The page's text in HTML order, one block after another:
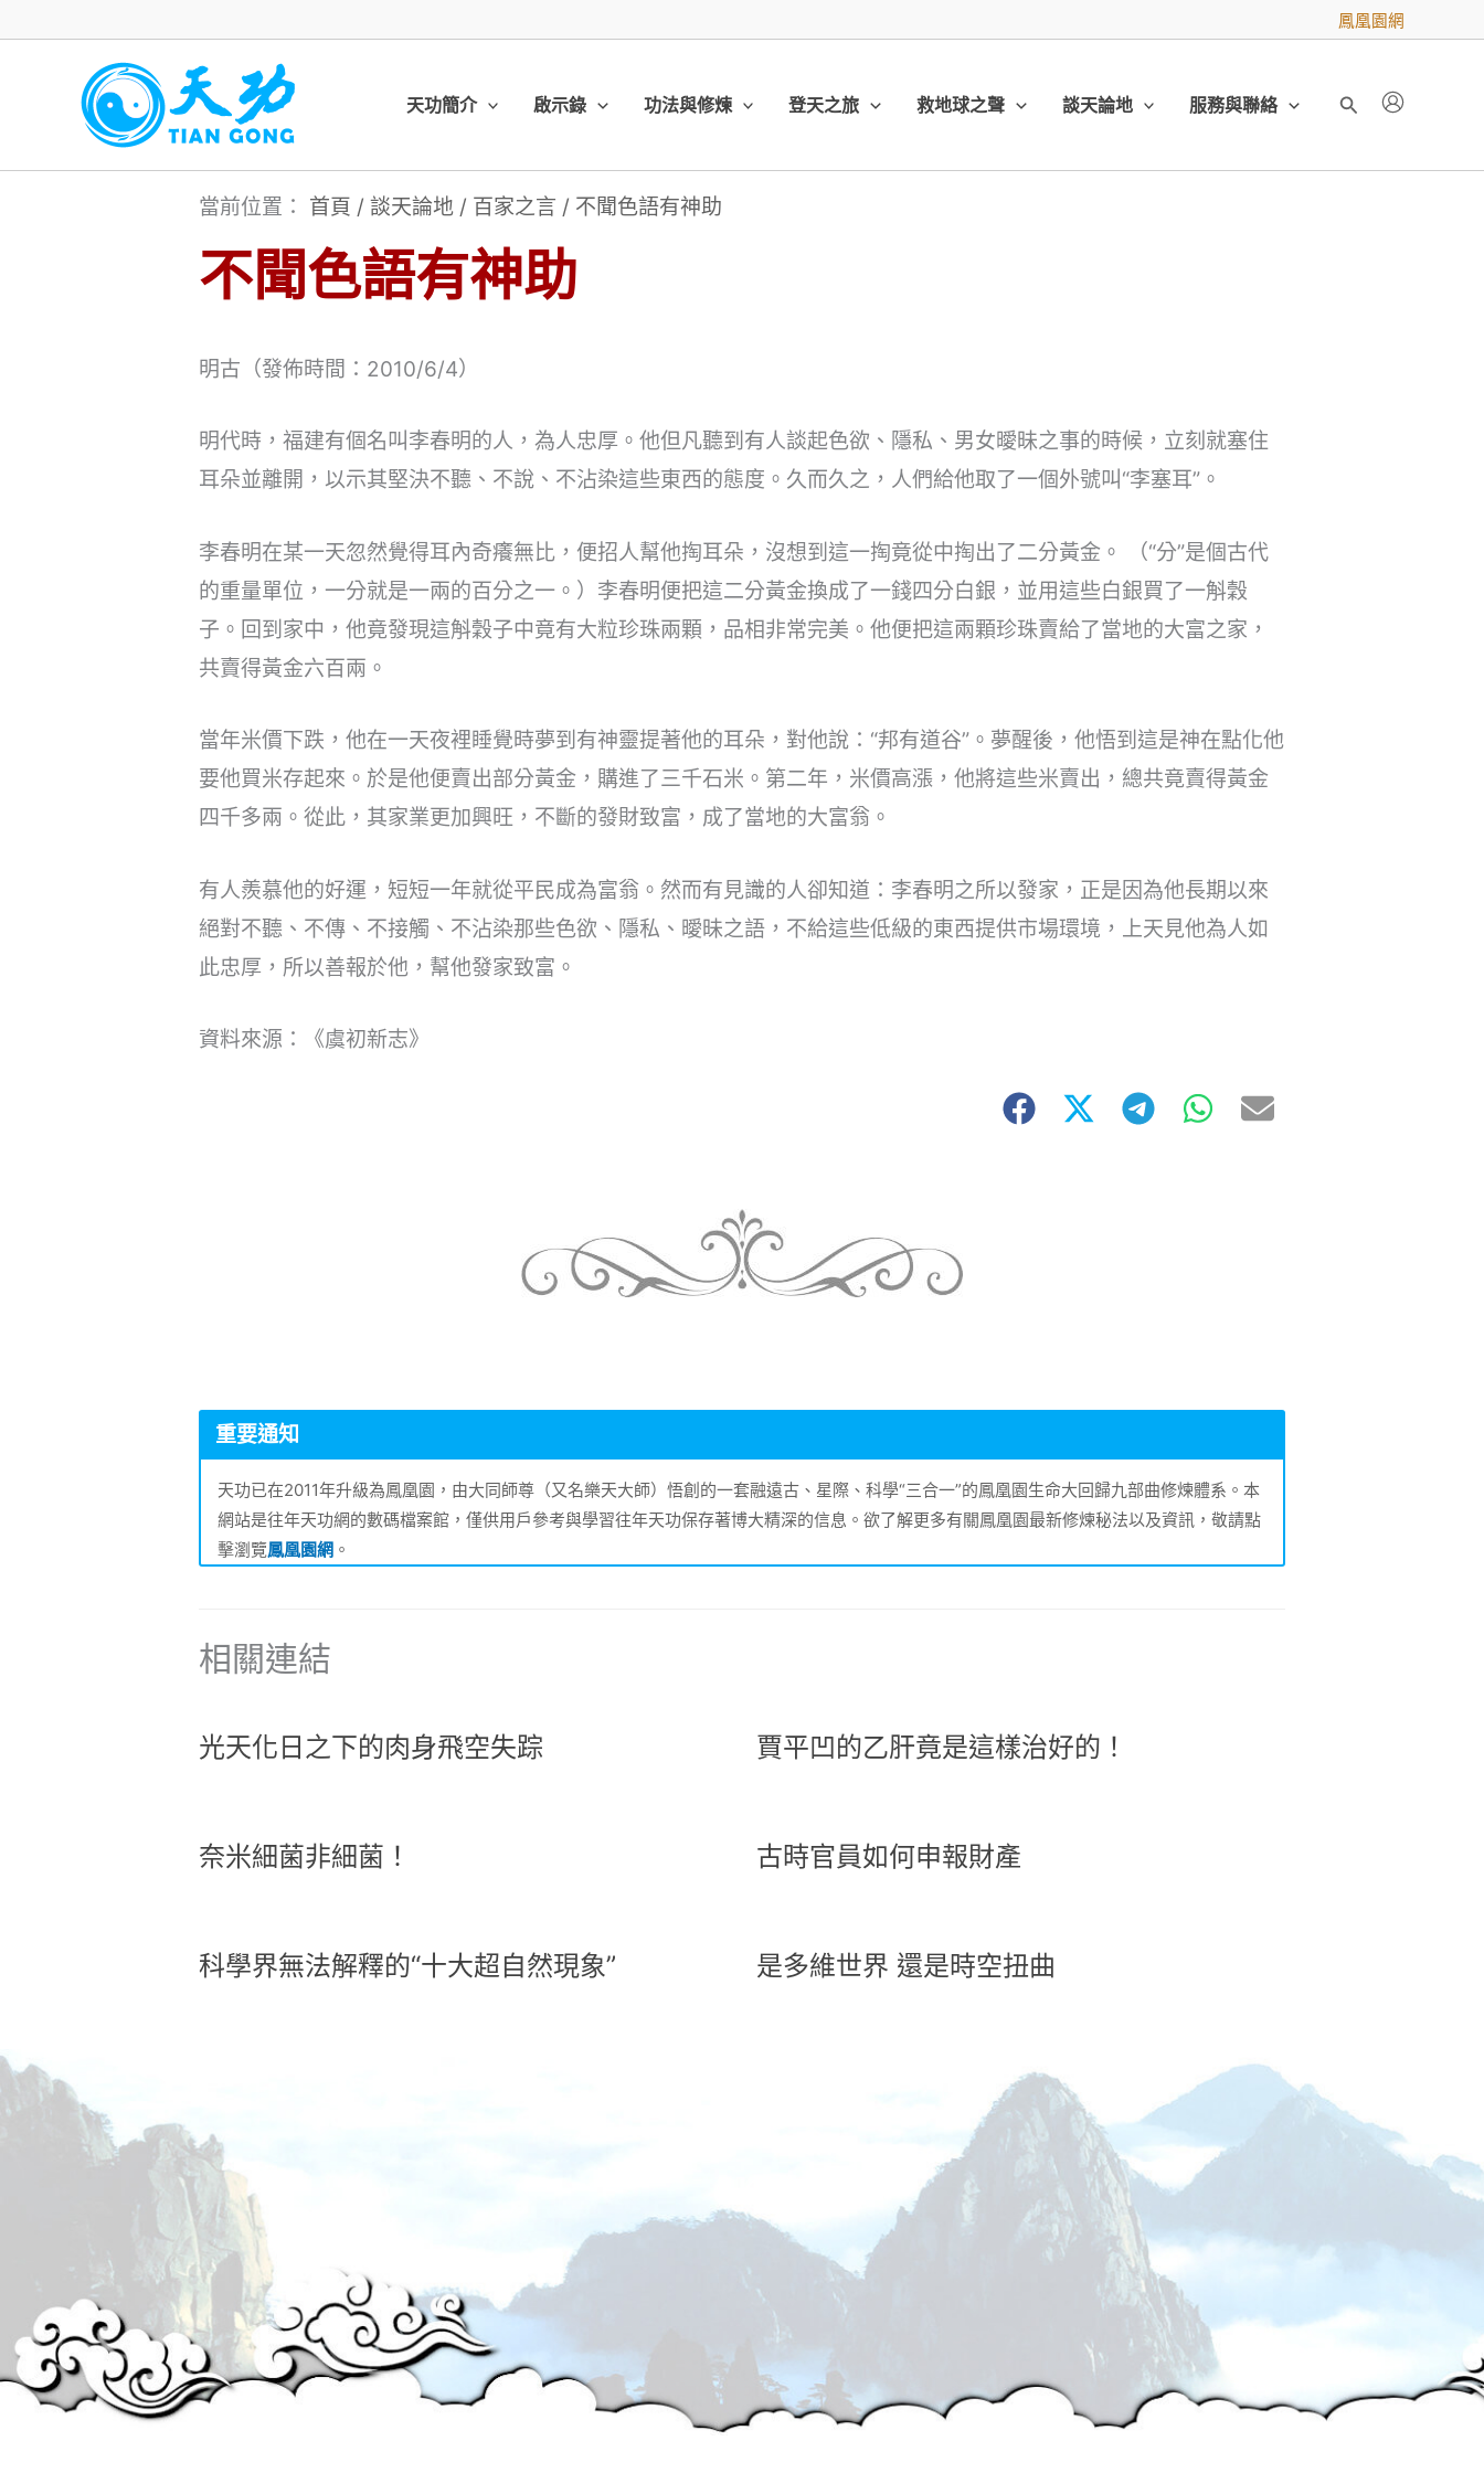
內
鳳凰園網
天功簡介 啟示錄 功法與修煉 登天之旅 救地球之聲 談天論地 服務與聯絡
搜
當前位置： 首頁 / 談天論地 / 百家之言 / 不聞色語有神助
不聞色語有神助
明古（發佈時間：2010/6/4）
明代時，福建有個名叫李春明的人，為人忠厚。他但凡聽到有人談起色欲、隱私、男女曖昧之事的時候，立刻就塞住
耳朵並離開，以示其堅決不聽、不說、不沾染這些東西的態度。久而久之，人們給他取了一個外號叫“李塞耳”。
李春明在某一天忽然覺得耳內奇癢無比，便招人幫他掏耳朵，沒想到這一掏竟從中掏出了二分黃金。 （“分”是個古代
的重量單位，一分就是一兩的百分之一。）李春明便把這二分黃金換成了一錢四分白銀，並用這些白銀買了一斛穀
子。回到家中，他竟發現這斛穀子中竟有大粒珍珠兩顆，品相非常完美。他便把這兩顆珍珠賣給了當地的大富之家，
共賣得黃金六百兩。
當年米價下跌，他在一天夜裡睡覺時夢到有神靈提著他的耳朵，對他說：“邦有道谷”。夢醒後，他悟到這是神在點化他
要他買米存起來。於是他便賣出部分黃金，購進了三千石米。第二年，米價高漲，他將這些米賣出，總共竟賣得黃金
四千多兩。從此，其家業更加興旺，不斷的發財致富，成了當地的大富翁。
有人羨慕他的好運，短短一年就從平民成為富翁。然而有見識的人卻知道：李春明之所以發家，正是因為他長期以來
絕對不聽、不傳、不接觸、不沾染那些色欲、隱私、曖昧之語，不給這些低級的東西提供市場環境，上天見他為人如
此忠厚，所以善報於他，幫他發家致富。
資料來源：《虞初新志》
重要通知
天功已在2011年升級為鳳凰園，由大同師尊（又名樂天大師）悟創的一套融遠古、星際、科學“三合一”的鳳凰園生命大回歸九部曲修煉體系。本
網站是往年天功網的數碼檔案館，僅供用戶參考與學習往年天功保存著博大精深的信息。欲了解更多有關鳳凰園最新修煉秘法以及資訊，敬請點
擊瀏覽鳳凰園網 。
相關連結
光天化日之下的肉身飛空失踪 賈平凹的乙肝竟是這樣治好的！
奈米細菌非細菌！ 古時官員如何申報財產
科學界無法解釋的“十大超自然現象” 是多維世界 還是時空扭曲